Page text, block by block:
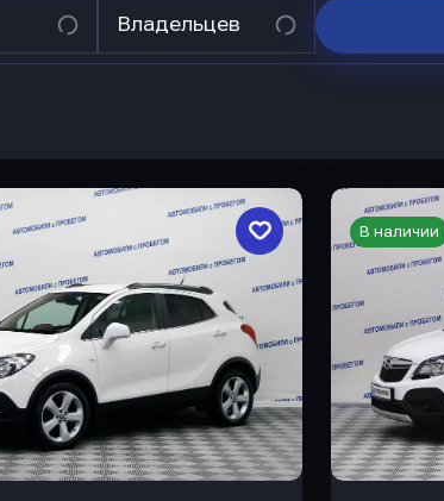
Владельцев
В наличии